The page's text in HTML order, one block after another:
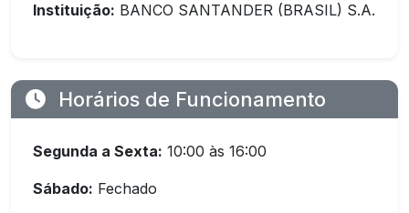
Instituição: BANCO SANTANDER (BRASIL) S.A.
Horários de Funcionamento
Segunda a Sexta: 10:00 às 16:00
Sábado: Fechado